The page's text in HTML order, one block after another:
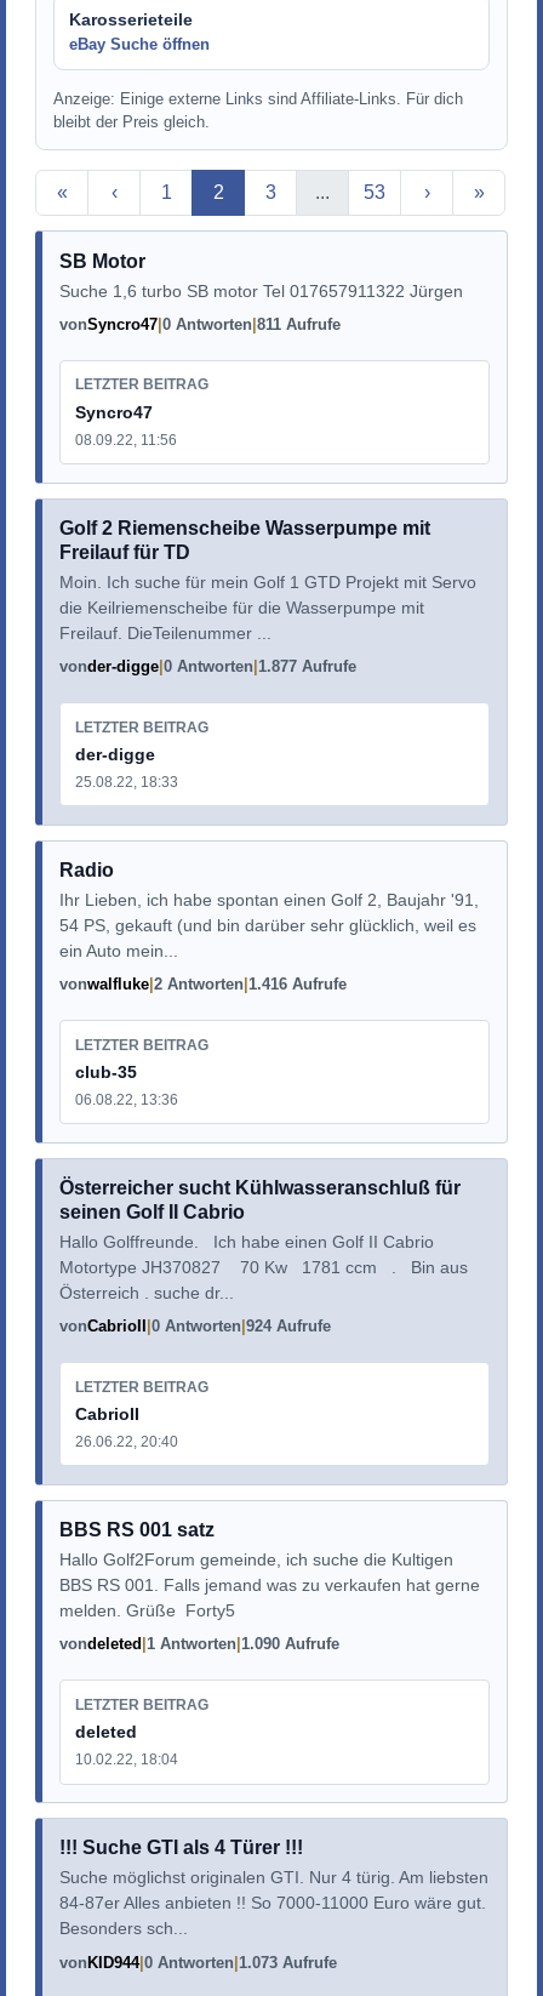
Karosserieteile
eBay Suche öffnen
Anzeige: Einige externe Links sind Affiliate-Links. Für dich
bleibt der Preis gleich.
« ‹ 1 Aktuelle Seite
2 3 ... 53 › »
SB Motor
Suche 1,6 turbo SB motor Tel 017657911322 Jürgen
vonSyncro47 0 Antworten 811 Aufrufe
LETZTER BEITRAG
Syncro47
08.09.22, 11:56
Golf 2 Riemenscheibe Wasserpumpe mit
Freilauf für TD
Moin. Ich suche für mein Golf 1 GTD Projekt mit Servo
die Keilriemenscheibe für die Wasserpumpe mit
Freilauf. DieTeilenummer ...
vonder-digge 0 Antworten 1.877 Aufrufe
LETZTER BEITRAG
der-digge
25.08.22, 18:33
Radio
Ihr Lieben, ich habe spontan einen Golf 2, Baujahr '91,
54 PS, gekauft (und bin darüber sehr glücklich, weil es
ein Auto mein...
vonwalfluke 2 Antworten 1.416 Aufrufe
LETZTER BEITRAG
club-35
06.08.22, 13:36
Österreicher sucht Kühlwasseranschluß für
seinen Golf II Cabrio
Hallo Golffreunde. Ich habe einen Golf II Cabrio
Motortype JH370827 70 Kw 1781 ccm . Bin aus
Österreich . suche dr...
vonCabrioII 0 Antworten 924 Aufrufe
LETZTER BEITRAG
CabrioII
26.06.22, 20:40
BBS RS 001 satz
Hallo Golf2Forum gemeinde, ich suche die Kultigen
BBS RS 001. Falls jemand was zu verkaufen hat gerne
melden. Grüße Forty5
vondeleted 1 Antworten 1.090 Aufrufe
LETZTER BEITRAG
deleted
10.02.22, 18:04
!!! Suche GTI als 4 Türer !!!
Suche möglichst originalen GTI. Nur 4 türig. Am liebsten
84-87er Alles anbieten !! So 7000-11000 Euro wäre gut.
Besonders sch...
vonKID944 0 Antworten 1.073 Aufrufe